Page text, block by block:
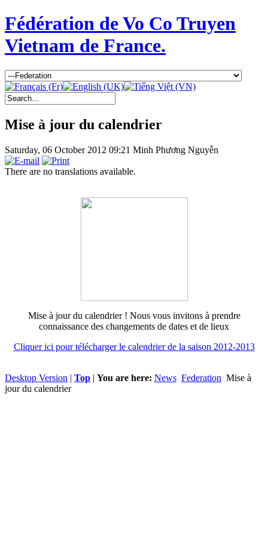
Fédération de Vo Co Truyen
Vietnam de France.
Mise à jour du calendrier
Saturday, 06 October 2012 09:21 Minh Phương Nguyễn
There are no translations available.
Mise à jour du calendrier ! Nous vous invitons à prendre
connaissance des changements de dates et de lieux
Cliquer ici pour télécharger le calendrier de la saison 2012-2013
Desktop Version | Top | You are here: News Federation Mise à
jour du calendrier